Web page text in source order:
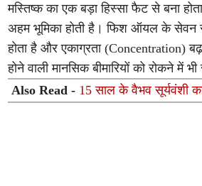
मस्तिष्क का एक बड़ा हिस्सा फैट से बना
अहम भूमिका होती है। फिश ऑयल के सेवन
होता है और एकाग्रता (Concentration)
होने वाली मानसिक बीमारियों को रोकने में
Also Read - 15 साल के वैभव सूर्यवंशी का
जिम्बाब्वे के खिलाफ जड़ा तूफानी